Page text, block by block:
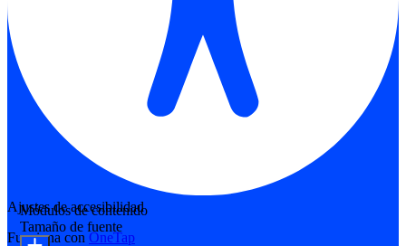
Ajustes de accesibilidad
Funciona con OneTap
Módulos de contenido
Tamaño de fuente